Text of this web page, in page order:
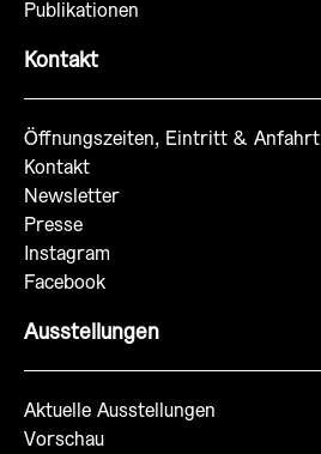
Publikationen
Kontakt
Öffnungszeiten, Eintritt & Anfahrt
Kontakt
Newsletter
Presse
Instagram
Facebook
Ausstellungen
Aktuelle Ausstellungen
Vorschau